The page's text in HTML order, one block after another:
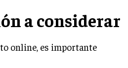
a considerar
online, es importante